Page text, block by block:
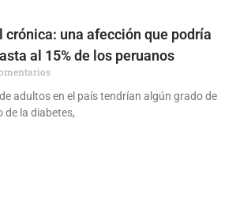
crónica: una afección que podría
al 15% de los peruanos
adultos en el país tendrían algún grado de
de la diabetes,